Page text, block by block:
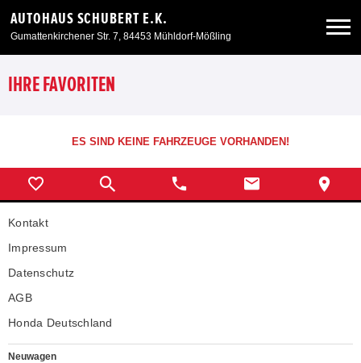
AUTOHAUS SCHUBERT E.K.
Gumattenkirchener Str. 7, 84453 Mühldorf-Mößling
Neuwagen
Angebote
Service & Zubehör
Unser Autohaus
IHRE FAVORITEN
ES SIND KEINE FAHRZEUGE VORHANDEN!
Kontakt
Impressum
Datenschutz
AGB
Honda Deutschland
Neuwagen